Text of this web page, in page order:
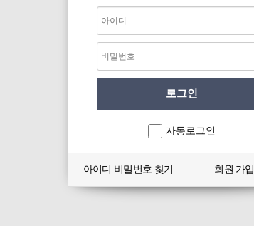
자동로그인
아이디 비밀번호 찾기 회원 가입